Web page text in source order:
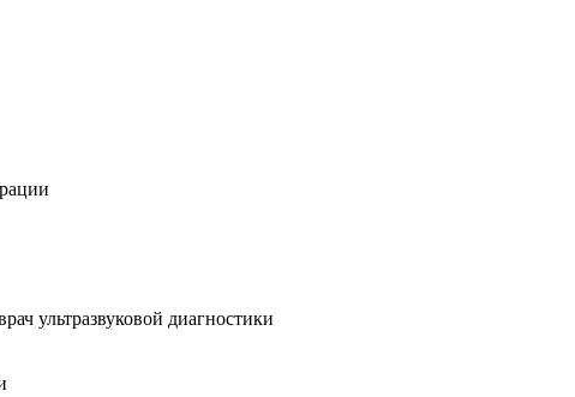
ультразвуковой диагностики